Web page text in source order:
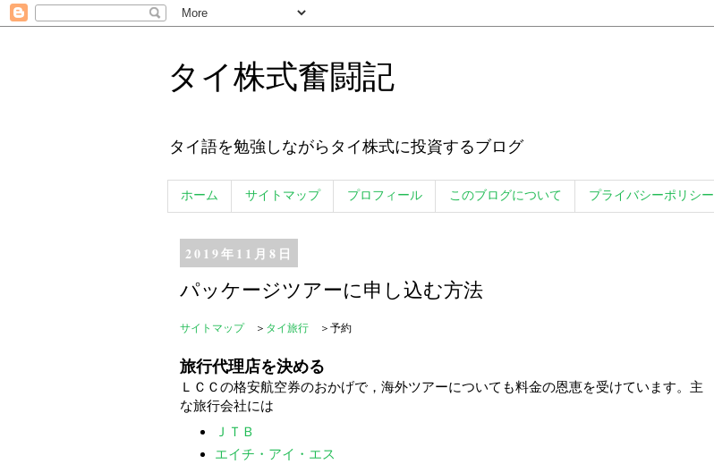
タイ株式奮闘記
タイ語を勉強しながらタイ株式に投資するブログ
ホーム サイトマップ プロフィール このブログについて プライバシーポリシー
2019年11月8日
パッケージツアーに申し込む方法
サイトマップ＞ タイ旅行 ＞予約
旅行代理店を決める
ＬＣＣの格安航空券のおかげで，海外ツアーについても料金の恩恵を受けています。主
な旅行会社には
ＪＴＢ
エイチ・アイ・エス